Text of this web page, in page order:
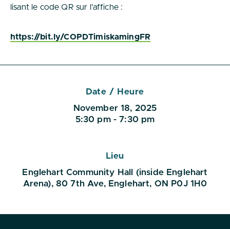
lisant le code QR sur l’affiche :
https://bit.ly/COPDTimiskamingFR
Date / Heure
November 18, 2025
5:30 pm - 7:30 pm
Lieu
Englehart Community Hall (inside Englehart
Arena), 80 7th Ave, Englehart, ON P0J 1H0